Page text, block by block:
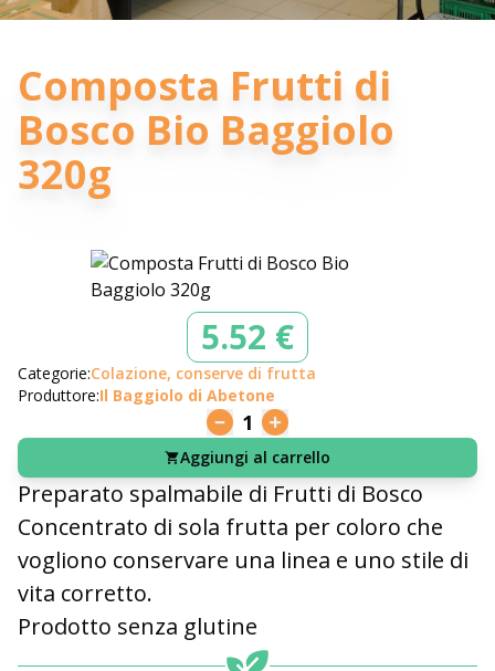
Composta Frutti di
Bosco Bio Baggiolo
320g
5.52 €
Categorie:Colazione, conserve di frutta
Produttore:Il Baggiolo di Abetone
1
Aggiungi al carrello
Preparato spalmabile di Frutti di Bosco
Concentrato di sola frutta per coloro che
vogliono conservare una linea e uno stile di
vita corretto.
Prodotto senza glutine